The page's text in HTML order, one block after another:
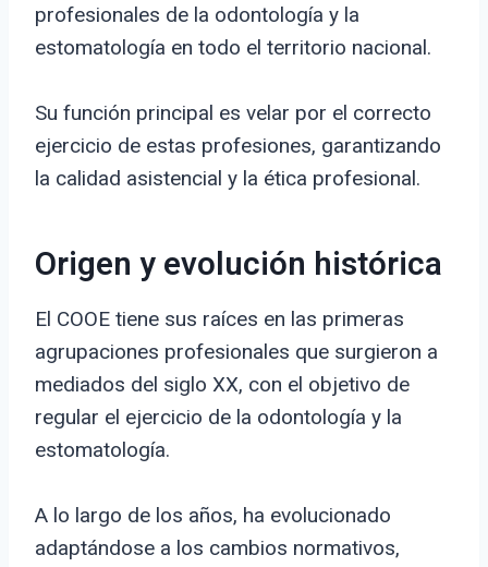
profesionales de la odontología y la
estomatología en todo el territorio nacional.
Su función principal es velar por el correcto
ejercicio de estas profesiones, garantizando
la calidad asistencial y la ética profesional.
Origen y evolución histórica
El COOE tiene sus raíces en las primeras
agrupaciones profesionales que surgieron a
mediados del siglo XX, con el objetivo de
regular el ejercicio de la odontología y la
estomatología.
A lo largo de los años, ha evolucionado
adaptándose a los cambios normativos,